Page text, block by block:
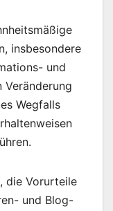
insbesondere
und
Veränderung
Wegfalls
die Vorurteile
und Blog-